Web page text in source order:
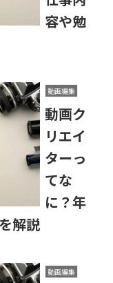
容や勉
動画編集
動画ク
リエイ
ターっ
てな
に？年
解説
動画編集